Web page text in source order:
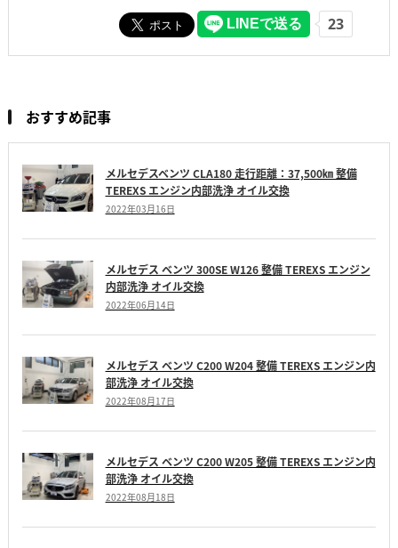
おすすめ記事
メルセデスベンツ CLA180 走行距離：37,500㎞ 整備
TEREXS エンジン内部洗浄 オイル交換
2022年03月16日
メルセデス ベンツ 300SE W126 整備 TEREXS エンジン
内部洗浄 オイル交換
2022年06月14日
メルセデス ベンツ C200 W204 整備 TEREXS エンジン内
部洗浄 オイル交換
2022年08月17日
メルセデス ベンツ C200 W205 整備 TEREXS エンジン内
部洗浄 オイル交換
2022年08月18日